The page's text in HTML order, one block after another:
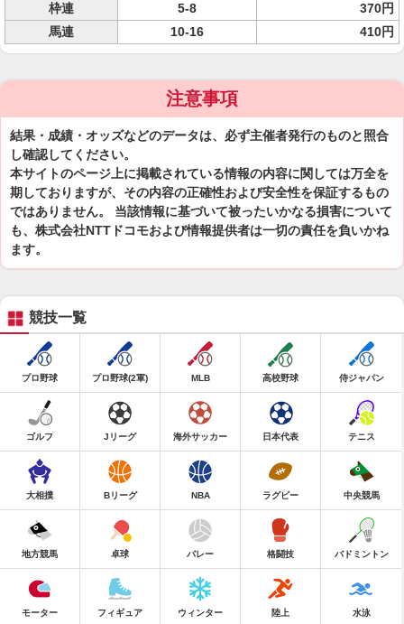
枠連
5-8
370円
馬連
10-16 410円
注意事項
結果・成績・オッズなどのデータは、必ず主催者発行のものと照合
し確認してください。
本サイトのページ上に掲載されている情報の内容に関しては万全を
期しておりますが、その内容の正確性および安全性を保証するもの
ではありません。 当該情報に基づいて被ったいかなる損害について
も、株式会社NTTドコモおよび情報提供者は一切の責任を負いかね
ます。
競技一覧
プロ野球 プロ野球(2軍) MLB 高校野球 侍ジャパン
ゴルフ Jリーグ 海外サッカー 日本代表 テニス
大相撲 Bリーグ NBA ラグビー 中央競馬
地方競馬 卓球 バレー 格闘技 バドミントン
モーター フィギュア ウィンター 陸上 水泳